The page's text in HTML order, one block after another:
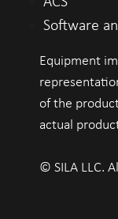
Software
Equipment
of the
actual
© SILA LLC.